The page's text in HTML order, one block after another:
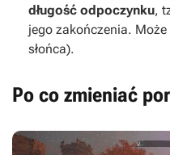
długość odpoczynku,
jego zakończenia.
słońca).
Po co zmieniać